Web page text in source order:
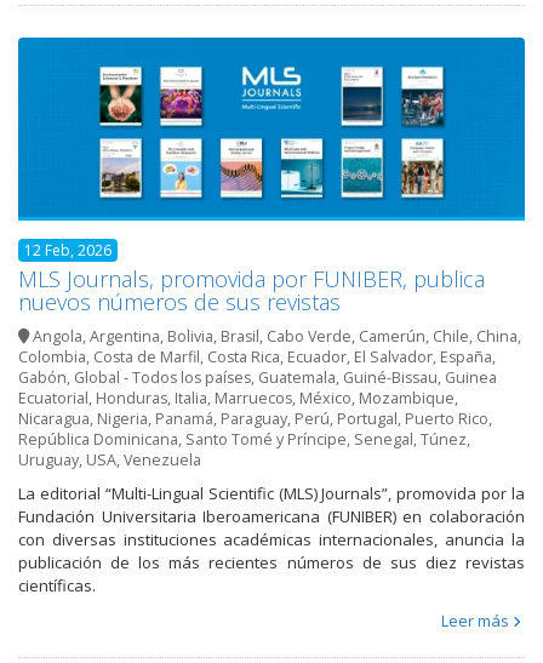
12 Feb, 2026
MLS Journals, promovida por FUNIBER, publica
nuevos números de sus revistas
Angola,Argentina, Bolivia, Brasil, Cabo Verde, Camerún, Chile, China,
Colombia, Costa de Marfil, Costa Rica, Ecuador, El Salvador, España,
Gabón, Global - Todos los países, Guatemala, Guiné-Bissau, Guinea
Ecuatorial, Honduras, Italia, Marruecos, México, Mozambique,
Nicaragua, Nigeria, Panamá, Paraguay, Perú, Portugal, Puerto Rico,
República Dominicana, Santo Tomé y Príncipe, Senegal,Túnez,
Uruguay, USA,Venezuela
La editorial “Multi-Lingual Scientific (MLS) Journals”, promovida por la
Fundación Universitaria Iberoamericana (FUNIBER) en colaboración
con diversas instituciones académicas internacionales, anuncia la
publicación de los más recientes números de sus diez revistas
científicas.
Leer más